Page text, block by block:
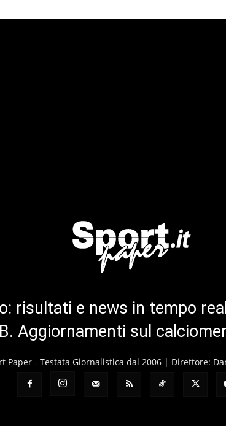
risultati e news in tempo
Aggiornamenti sul
Paper - Testata Giornalistica dal 2006 | Direttore: